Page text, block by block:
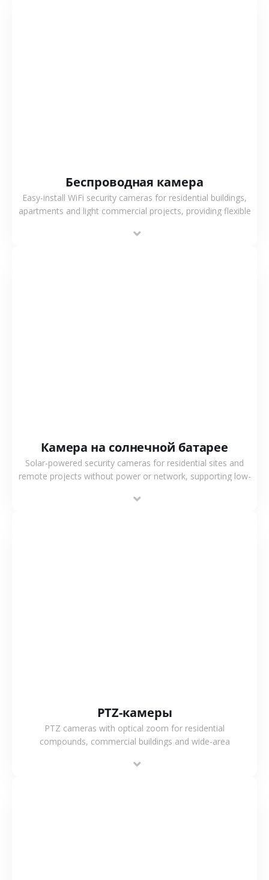
Беспроводная камера
Easy-install WiFi security cameras for residential buildings,
apartments and light commercial projects, providing flexible
Камера на солнечной батарее
Solar-powered security cameras for residential sites and
remote projects without power or network, supporting low-
monitoring.
PTZ-камеры
PTZ cameras with optical zoom for residential
compounds, commercial buildings and wide-area
flexible coverage.